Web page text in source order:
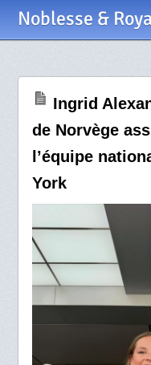
Noblesse &
Ingrid
de Norvège
l’équipe
York